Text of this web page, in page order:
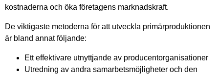
kostnaderna och öka företagens marknadskraft.
De viktigaste metoderna för att utveckla primärproduktionen
är bland annat följande:
Ett effektivare utnyttjande av producentorganisationer
Utredning av andra samarbetsmöjligheter och den